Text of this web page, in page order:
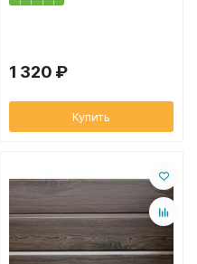
1 320 ₽
Купить